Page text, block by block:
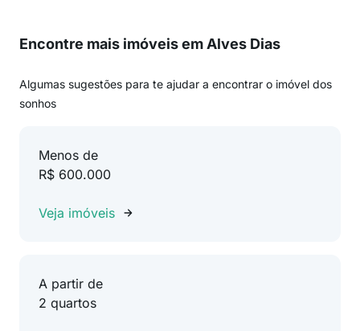
Encontre mais imóveis em Alves Dias
Algumas sugestões para te ajudar a encontrar o imóvel dos
sonhos
Menos de
R$ 600.000
Veja imóveis
A partir de
2 quartos